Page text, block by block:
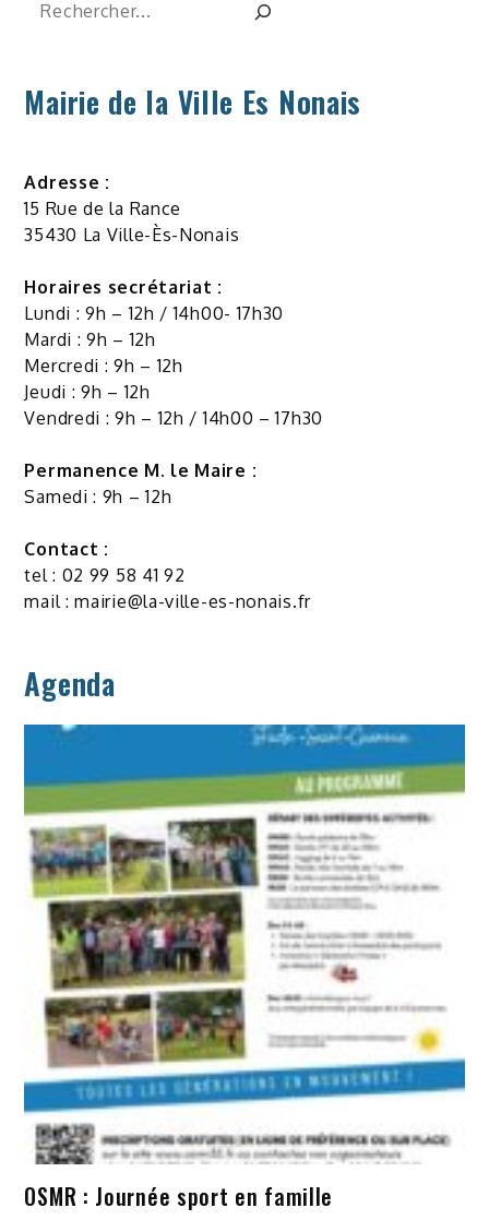
Mairie de la Ville Es Nonais
Adresse :
15 Rue de la Rance
35430 La Ville-Ès-Nonais
Horaires secrétariat :
Lundi : 9h – 12h / 14h00- 17h30
Mardi : 9h – 12h
Mercredi : 9h – 12h
Jeudi : 9h – 12h
Vendredi : 9h – 12h / 14h00 – 17h30
Permanence M. le Maire :
Samedi : 9h – 12h
Contact :
tel : 02 99 58 41 92
mail :mairie@la-ville-es-nonais.fr
Agenda
OSMR : Journée sport en famille